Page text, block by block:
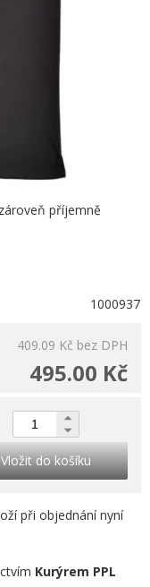
příjemně
1000937
409.09 Kč bez DPH
495.00 Kč
Vložit do košíku
při objednání nyní
Kurýrem PPL